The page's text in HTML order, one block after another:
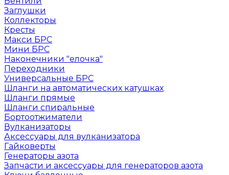
Заглушки
Коллекторы
Кресты
Макси БРС
Мини БРС
Наконечники "елочка"
Переходники
Универсальные БРС
Шланги на автоматических катушках
Шланги прямые
Шланги спиральные
Бортоотжиматели
Вулканизаторы
Аксессуары для вулканизатора
Гайковерты
Генераторы азота
Запчасти и аксессуары для генераторов азота